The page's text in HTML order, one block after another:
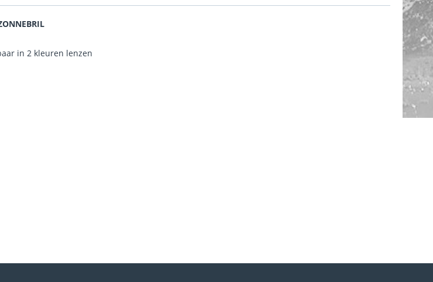
in 2 kleuren lenzen